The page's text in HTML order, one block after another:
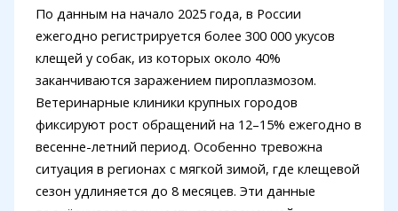
По данным на начало 2025 года, в России
ежегодно регистрируется более 300 000 укусов
клещей у собак, из которых около 40%
заканчиваются заражением пироплазмозом.
Ветеринарные клиники крупных городов
фиксируют рост обращений на 12–15% ежегодно в
весенне-летний период. Особенно тревожна
ситуация в регионах с мягкой зимой, где клещевой
сезон удлиняется до 8 месяцев. Эти данные